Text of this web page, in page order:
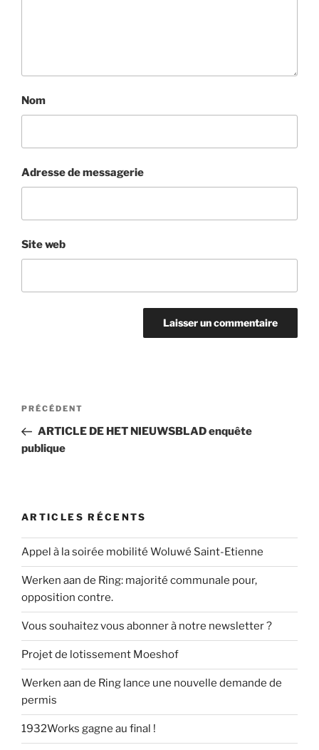
Nom
Adresse de messagerie
Site web
Navigation
l’article
Article
précédent
PRÉCÉDENT
ARTICLE DE HET NIEUWSBLAD enquête
publique
ARTICLES RÉCENTS
Appel à la soirée mobilité Woluwé Saint-Etienne
Werken aan de Ring: majorité communale pour,
opposition contre.
Vous souhaitez vous abonner à notre newsletter ?
Projet de lotissement Moeshof
Werken aan de Ring lance une nouvelle demande de
permis
1932Works gagne au final !